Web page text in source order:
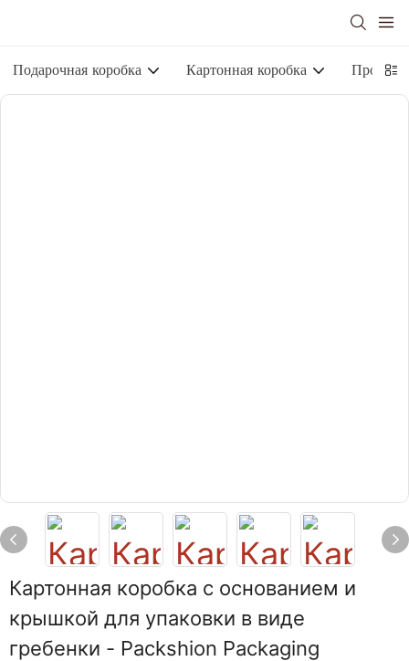
Подарочная коробка Картонная коробка
Картонная коробка с основанием и
крышкой для упаковки в виде
гребенки - Packshion Packaging